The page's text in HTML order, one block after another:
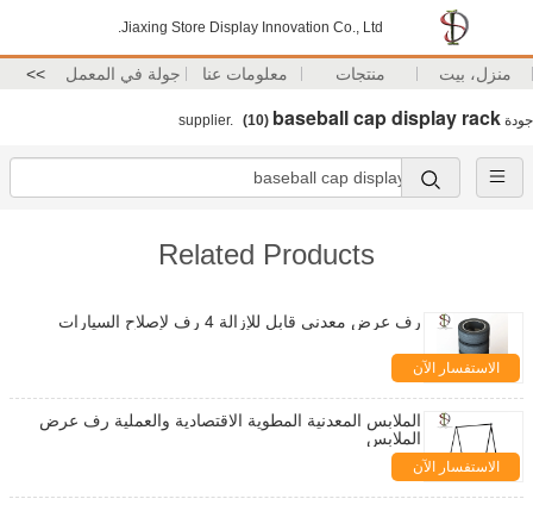
Jiaxing Store Display Innovation Co., Ltd.
منزل، بيت منتجات معلومات عنا جولة في المعمل >>
جودة baseball cap display rack
(10)
Related Products
رف عرض معدني قابل للإزالة 4 رف لإصلاح السيارات
الاستفسار الآن
الملابس المعدنية المطوية الاقتصادية والعملية رف عرض
الملابس
الاستفسار الآن